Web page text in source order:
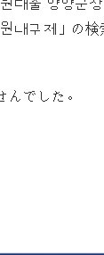
대출 양양군
내구제」の検
んでした。